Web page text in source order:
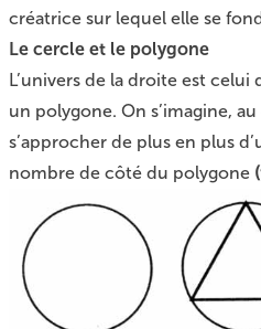
créatrice sur lequel elle se
Le cercle et le polygone
L’univers de la droite est
un polygone. On s’imagine,
s’approcher de plus en plus
nombre de côté du polygone